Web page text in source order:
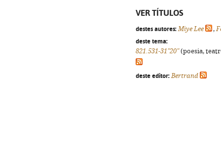
VER TÍTULOS
destes autores: Miye Lee ,
deste tema:
821.531-31"20"(poesia,
deste editor: Bertrand